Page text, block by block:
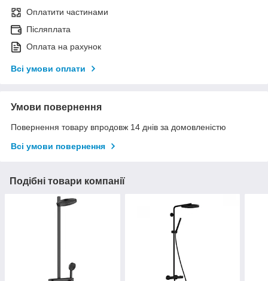
Оплатити частинами
Післяплата
Оплата на рахунок
Всі умови оплати
Умови повернення
Повернення товару впродовж 14 днів за домовленістю
Всі умови повернення
Подібні товари компанії